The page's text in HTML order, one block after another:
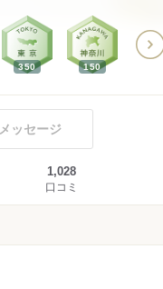
350 150
メッセージ
1,028
口コミ